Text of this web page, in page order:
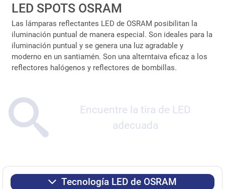
LED SPOTS OSRAM
Las lámparas reflectantes LED de OSRAM posibilitan la
iluminación puntual de manera especial. Son ideales para la
iluminación puntual y se genera una luz agradable y
moderno en un santiamén. Son una alterntaiva eficaz a los
reflectores halógenos y reflectores de bombillas.
Encuentre la tira de LED
adecuada
Tecnología LED de OSRAM